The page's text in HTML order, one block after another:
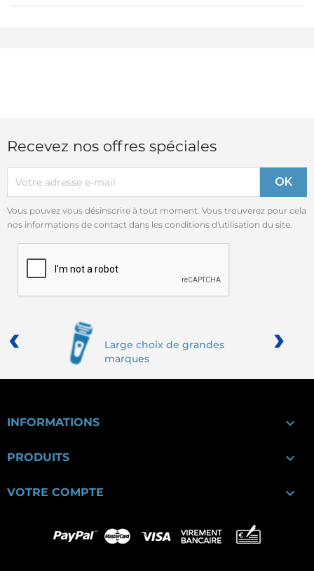
Recevez nos offres spéciales
Vous pouvez vous désinscrire à tout moment. Vous trouverez pour cela
nos informations de contact dans les conditions d'utilisation du site.
Large choix de grandes
marques
‹ ›
INFORMATIONS 
PRODUITS 
VOTRE COMPTE 